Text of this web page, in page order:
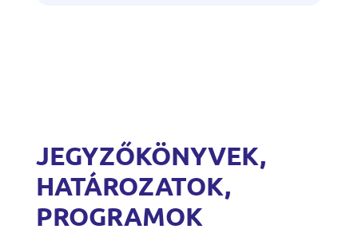
JEGYZŐKÖNYVEK,
HATÁROZATOK,
PROGRAMOK